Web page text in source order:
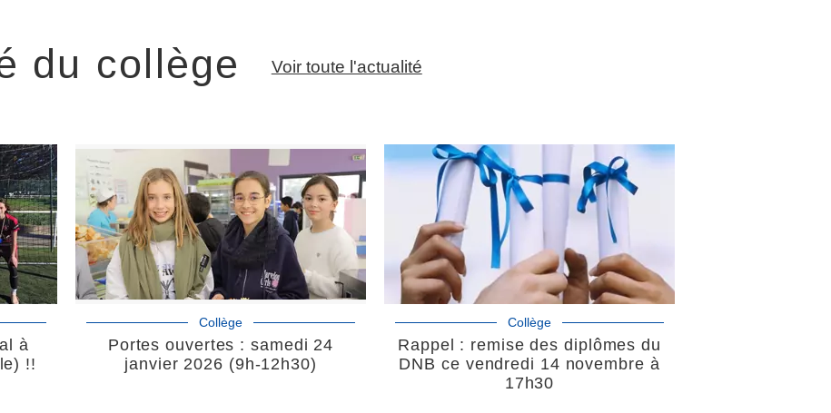
du collège Voir toute l'actualité
à
!!
Collège
Portes ouvertes : samedi 24
janvier 2026 (9h-12h30)
Collège
Rappel : remise des diplômes du
DNB ce vendredi 14 novembre à
17h30